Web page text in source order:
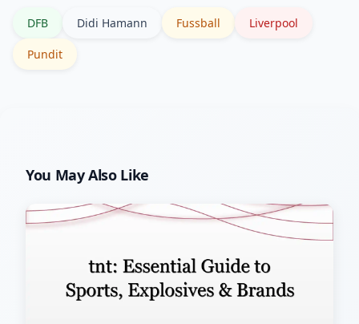
DFB Didi Hamann Fussball Liverpool
Pundit
You May Also Like